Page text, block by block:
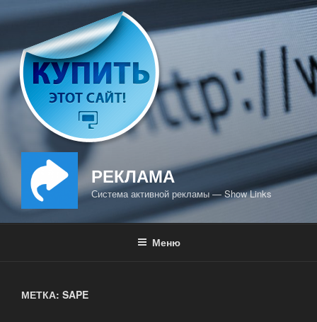
Перейти
к
содержимому
РЕКЛАМА
Система активной рекламы — Show Links
Меню
МЕТКА: SAPE